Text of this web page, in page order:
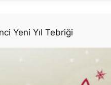
Yeni Yıl Tebriği